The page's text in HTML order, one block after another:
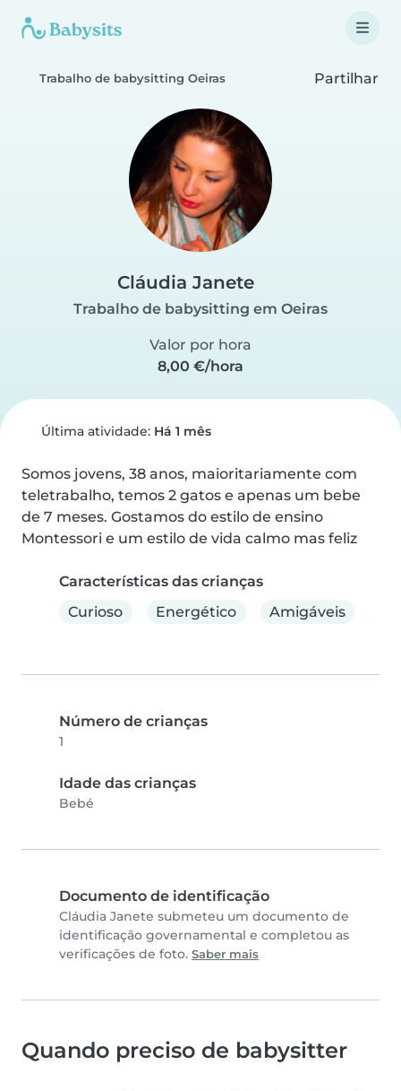
Trabalho de babysitting Oeiras Partilhar
Cláudia Janete
Trabalho de babysitting em Oeiras
Valor por hora
8,00 €/hora
Última atividade: Há 1 mês
Somos jovens, 38 anos, maioritariamente com
teletrabalho, temos 2 gatos e apenas um bebe
de 7 meses. Gostamos do estilo de ensino
Montessori e um estilo de vida calmo mas feliz
Características das crianças
Curioso
Energético Amigáveis
Número de crianças
1
Idade das crianças
Bebé
Documento de identificação
Cláudia Janete submeteu um documento de
identificação governamental e completou as
verificações de foto. Saber mais
Quando preciso de babysitter